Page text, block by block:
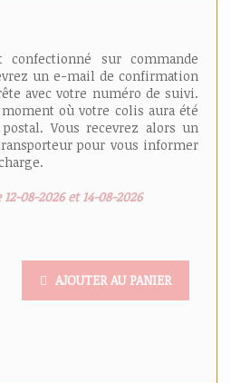
confectionné sur commande
un e-mail de confirmation
avec votre numéro de suivi.
où votre colis aura été
Vous recevrez alors un
pour vous informer
08-2026 et 14-08-2026
AJOUTER AU PANIER